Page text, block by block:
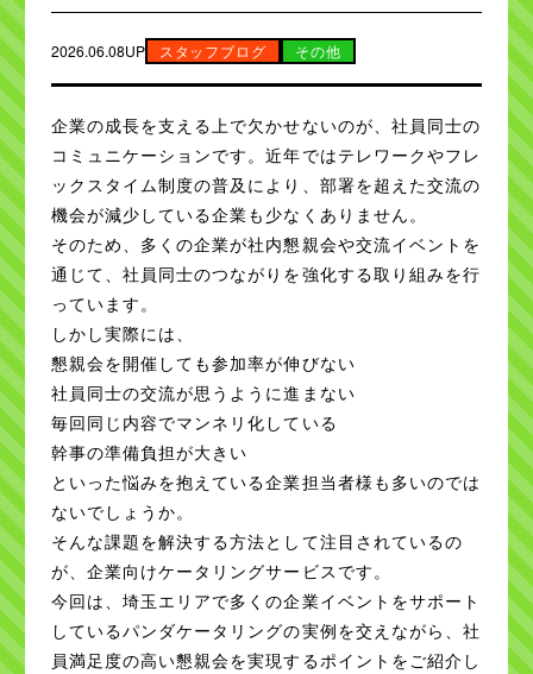
2026.06.08UP スタッフブログ その他
企業の成長を支える上で欠かせないのが、社員同士の
コミュニケーションです。近年ではテレワークやフレ
ックスタイム制度の普及により、部署を超えた交流の
機会が減少している企業も少なくありません。
そのため、多くの企業が社内懇親会や交流イベントを
通じて、社員同士のつながりを強化する取り組みを行
っています。
しかし実際には、
懇親会を開催しても参加率が伸びない
社員同士の交流が思うように進まない
毎回同じ内容でマンネリ化している
幹事の準備負担が大きい
といった悩みを抱えている企業担当者様も多いのでは
ないでしょうか。
そんな課題を解決する方法として注目されているの
が、企業向けケータリングサービスです。
今回は、埼玉エリアで多くの企業イベントをサポート
しているパンダケータリングの実例を交えながら、社
員満足度の高い懇親会を実現するポイントをご紹介し